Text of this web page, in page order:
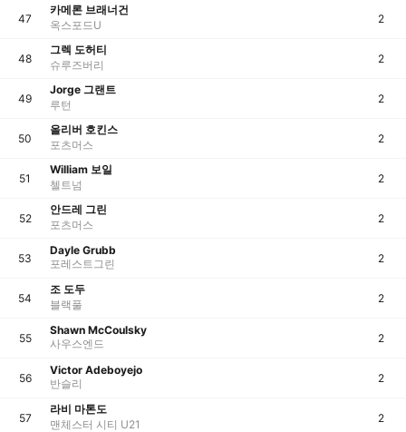
47
카메론 브래너건
옥스포드U
2
48
그렉 도허티
슈루즈버리
2
49
Jorge 그랜트
루턴
2
50
올리버 호킨스
포츠머스
2
51
William 보일
첼트넘
2
52
안드레 그린
포츠머스
2
53
Dayle Grubb
포레스트그린
2
54
조 도두
블랙풀
2
55
Shawn McCoulsky
사우스엔드
2
56
Victor Adeboyejo
반슬리
2
57
라비 마톤도
맨체스터 시티 U21
2